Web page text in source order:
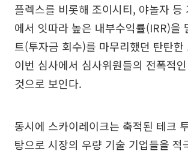
플렉스를 비롯해 조이시티, 야놀자 등
에서 잇따라 높은 내부수익률(IRR)을
트(투자금 회수)를 마무리했던 탄탄한
이번 심사에서 심사위원들의 전폭적
것으로 보인다.
동시에 스카이레이크는 축적된 테크
탕으로 시장의 우량 기술 기업들을 적